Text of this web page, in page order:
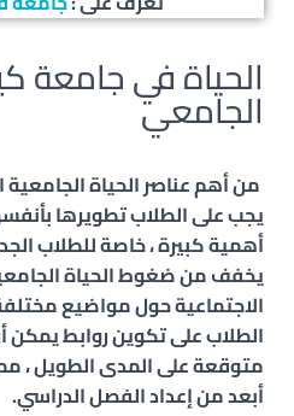
الحياة في جامعة
الجامعي
من أهم عناصر الحياة الجامعية
يجب على الطلاب تطويرها
أهمية كبيرة ، خاصة للطلاب
يخفف من ضغوط الحياة
الاجتماعية حول مواضيع
الطلاب على تكوين روابط يمكن
متوقعة على المدى الطويل ،
أبعد من إعداد الفصل الدراسي.